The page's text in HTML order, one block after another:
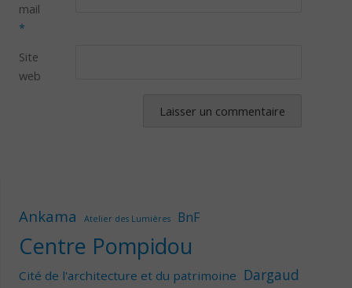
mail
*
Site
web
Ankama Atelier des Lumières BnF
Centre Pompidou
Cité de l'architecture et du patrimoine Dargaud